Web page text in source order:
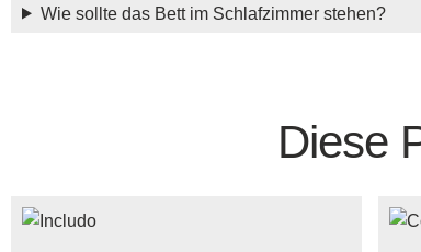
Wie sollte das Bett im Schlafzimmer stehen?
Diese